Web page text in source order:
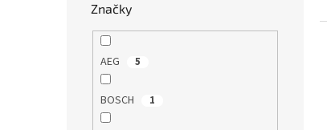
Značky
AEG 5
BOSCH 1